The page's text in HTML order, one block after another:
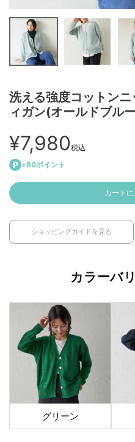
洗える強度コットン
ィガン(オールドブル
¥7,980税込
+80ポイント
カート
ショッピングガイドを見る
カラーバ
グリーン